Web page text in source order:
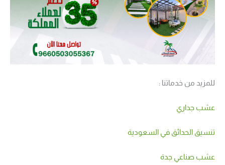
للمزيد من خدماتنا :
عشب جداري
تنسيق الحدائق في السعودية
عشب صناعي جدة